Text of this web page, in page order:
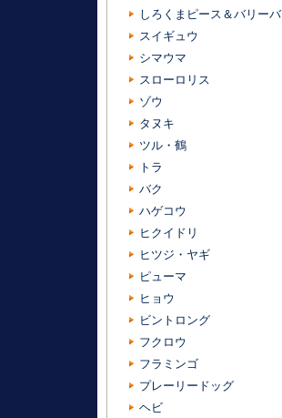
しろくまピース＆バリーバ
スイギュウ
シマウマ
スローロリス
ゾウ
タヌキ
ツル・鶴
トラ
バク
ハゲコウ
ヒクイドリ
ヒツジ・ヤギ
ピューマ
ヒョウ
ビントロング
フクロウ
フラミンゴ
プレーリードッグ
ヘビ